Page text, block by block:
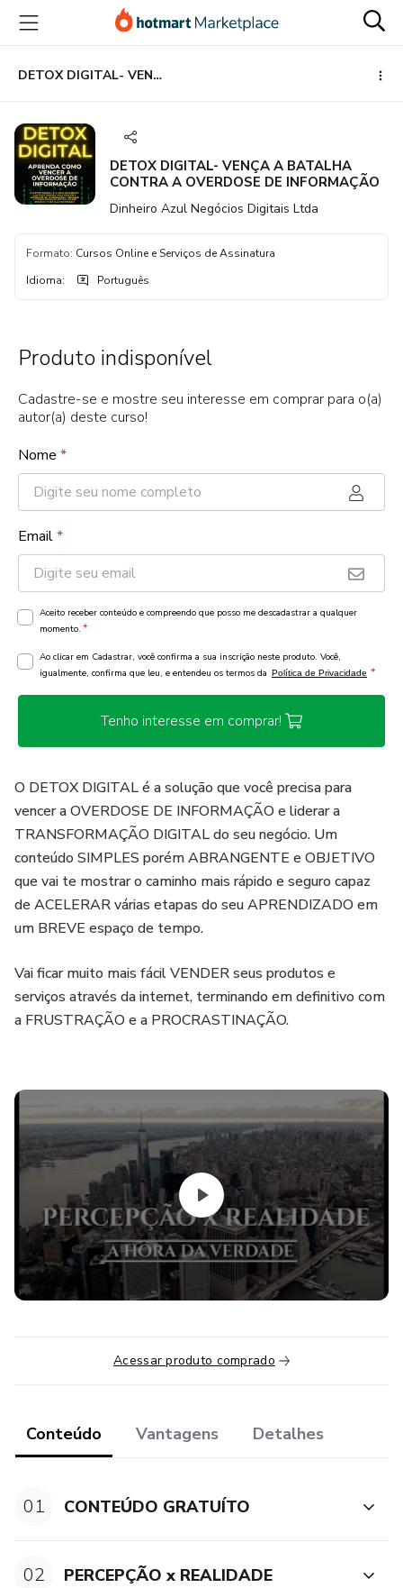
para
conteúdo
principal
para
pagamento
para
rodapé
DETOX DIGITAL- VENÇA A BATALHA CONTRA A OVERDOSE DE INFORMAÇÃO
DETOX DIGITAL- VENÇA A BATALHA
CONTRA A OVERDOSE DE INFORMAÇÃO
Dinheiro Azul Negócios Digitais Ltda
Formato: Cursos Online e Serviços de Assinatura
Idioma: Português
Produto indisponível
Cadastre-se e mostre seu interesse em comprar para o(a)
autor(a) deste curso!
Nome *
Email*
Aceito receber conteúdo e compreendo que posso me descadastrar a qualquer
momento. *
Ao clicar em Cadastrar, você confirma a sua inscrição neste produto. Você,
igualmente, confirma que leu, e entendeu os termos da Política de Privacidade *
Tenho interesse em comprar!
O DETOX DIGITAL é a solução que você precisa para
vencer a OVERDOSE DE INFORMAÇÃO e liderar a
TRANSFORMAÇÃO DIGITAL do seu negócio. Um
conteúdo SIMPLES porém ABRANGENTE e OBJETIVO
que vai te mostrar o caminho mais rápido e seguro capaz
de ACELERAR várias etapas do seu APRENDIZADO em
um BREVE espaço de tempo.
Vai ficar muito mais fácil VENDER seus produtos e
serviços através da internet, terminando em definitivo com
a FRUSTRAÇÃO e a PROCRASTINAÇÃO.
Acessar produto comprado
Conteúdo Vantagens Detalhes
01 CONTEÚDO GRATUÍTO
02 PERCEPÇÃO x REALIDADE